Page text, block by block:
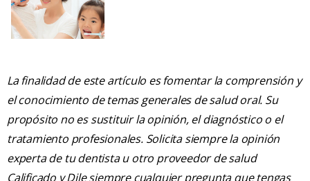
La finalidad de este artículo es fomentar la comprensión y
el conocimiento de temas generales de salud oral. Su
propósito no es sustituir la opinión, el diagnóstico o el
tratamiento profesionales. Solicita siempre la opinión
experta de tu dentista u otro proveedor de salud
Calificado y Dile siempre cualquier pregunta que tengas